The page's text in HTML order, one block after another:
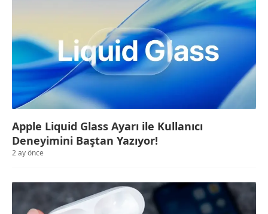
Apple Liquid Glass Ayarı ile Kullanıcı
Deneyimini Baştan Yazıyor!
2 ay önce